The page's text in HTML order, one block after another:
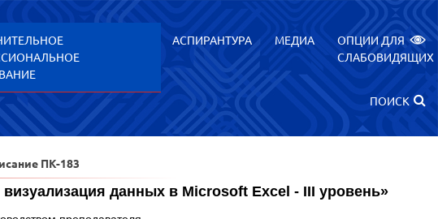
АСПИРАНТУРА МЕДИА
ОПЦИИ ДЛЯ
СЛАБОВИДЯЩИХ
ПОИСК
ПК-183
данных в Microsoft Excel - III уровень»